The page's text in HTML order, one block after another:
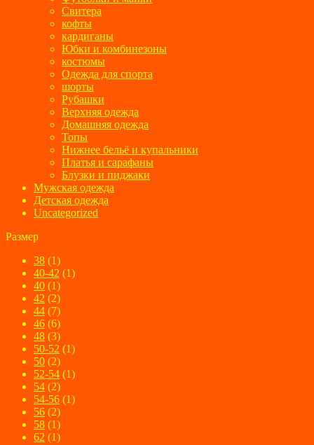
Свитера
кофты
кардиганы
Юбки и комбинезоны
костюмы
Одежда для спорта
шорты
Рубашки
Верхняя одежда
Домашняя одежда
Топы
Нижнее бельё и купальники
Платья и сарафаны
Блузки и пиджаки
Мужская одежда
Детская одежда
Uncategorized
Размер
38 (1)
40-42 (1)
40 (1)
42 (2)
44 (7)
46 (6)
48 (3)
50-52 (1)
50 (2)
52-54 (1)
54 (2)
54-56 (1)
56 (2)
58 (1)
62 (1)